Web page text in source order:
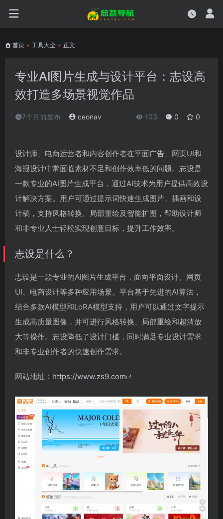
首页 • 工具大全 • 正文
专业AI图片生成与设计平台：志设高
效打造多场景视觉作品
7个月前发布 ceonav 103 0 0
设计师、电商运营者和内容创作者在平面广告、网页UI和
海报设计中常面临素材不足和创作效率低的问题。志设是
一款专业的AI图片生成平台，通过AI技术为用户提供高效设
计解决方案。用户可通过提示词快速生成图片、插画和设
计稿，支持风格转换、局部重绘及智能扩图，帮助设计师
和非专业人士轻松实现创意目标，提升工作效率。
志设是什么？
志设是一款专业的AI图片生成平台，面向平面设计、网页
UI、电商设计等多种应用场景。平台基于先进的AI算法，
结合多款AI模型和LoRA模型支持，用户可以通过文字提示
生成高质量图像，并可进行风格转换、局部重绘和超清放
大等操作。志设降低了设计门槛，同时满足专业设计需求
和非专业创作者的快速创作需求。
网站地址： https://www.zs9.com